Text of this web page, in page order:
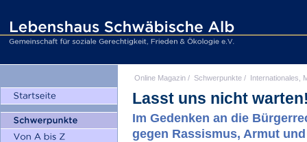
Online Magazin / Schwerpunkte / Internationales,
Lasst uns nicht
Im Gedenken an die
gegen Rassismus, Armut